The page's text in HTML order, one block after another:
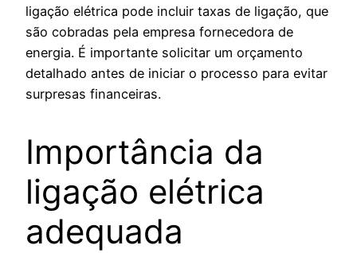
ligação elétrica pode incluir taxas de ligação, que
são cobradas pela empresa fornecedora de
energia. É importante solicitar um orçamento
detalhado antes de iniciar o processo para evitar
surpresas financeiras.
Importância da
ligação elétrica
adequada